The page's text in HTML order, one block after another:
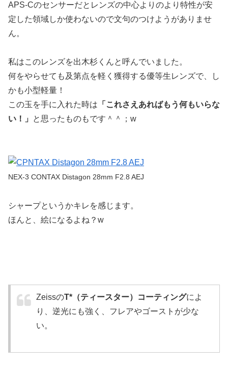
APS-Cのセンサーだとレンズの中心よりのより特性が安
定した領域しか使わないので文句のつけようがありませ
ん。
私はこのレンズを出木杉くんと呼んでいました。
何をやらせても及第点を軽く獲得する優等生レンズで、し
かも小型軽量！
この玉を手に入れた時は 「これさえあればもう何もいらな
い！」
と思ったものもです＾＾；w
NEX-3 CONTAX Distagon 28mm F2.8 AEJ
シャープというかキレを感じます。
ほんと、絵になるよね？w
ZeissのT*（ティースター）コーティングによ
り、逆光にも強く、フレアやゴーストが少な
い。